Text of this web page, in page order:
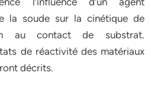
la soude sur la cinétique de
au contact de substrat.
de réactivité des matériaux
décrits.